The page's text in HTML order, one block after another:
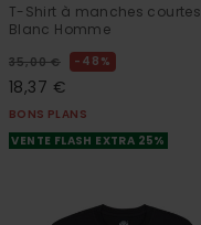
T-Shirt à manches courtes
Blanc Homme
35,00 € 48%
18,37 €
BONS PLANS
VENTE FLASH EXTRA 25%